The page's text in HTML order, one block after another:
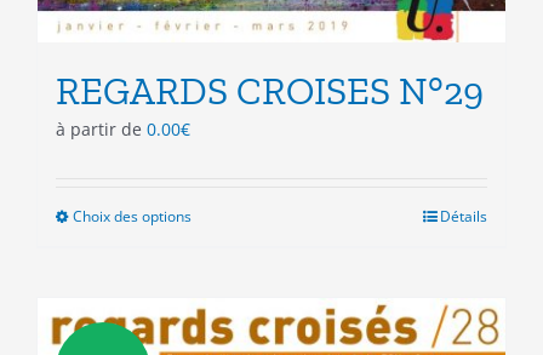
REGARDS CROISES N°29
à partir de 0.00€
Choix des optionsCe
variations.
Détails